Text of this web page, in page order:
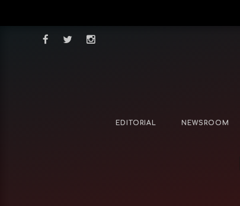
EDITORIAL NEWSROOM